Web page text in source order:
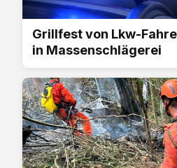
Grillfest von Lkw-
in Massenschlägerei